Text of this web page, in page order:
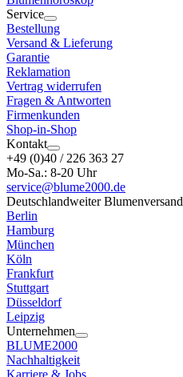
Service
Bestellung
Versand & Lieferung
Garantie
Reklamation
Vertrag widerrufen
Fragen & Antworten
Firmenkunden
Shop-in-Shop
Kontakt
+49 (0)40 / 226 363 27
Mo-Sa.: 8-20 Uhr
service@blume2000.de
Deutschlandweiter Blumenversand
Berlin
Hamburg
München
Köln
Frankfurt
Stuttgart
Düsseldorf
Leipzig
Unternehmen
BLUME2000
Nachhaltigkeit